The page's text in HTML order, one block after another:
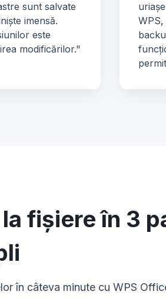
sunt salvate
imensă.
este
modificărilor."
fișiere în 3
în câteva minute cu WPS